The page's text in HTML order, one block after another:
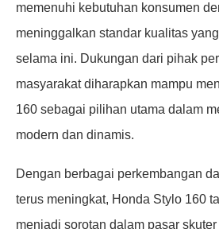
memenuhi kebutuhan konsumen
meninggalkan standar kualitas
selama ini. Dukungan dari pihak
masyarakat diharapkan mampu
160 sebagai pilihan utama dalam
modern dan dinamis.
Dengan berbagai perkembangan
terus meningkat, Honda Stylo 160
menjadi sorotan dalam pasar